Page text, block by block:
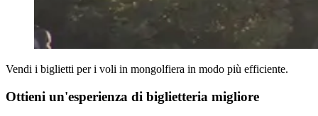
Vendi i biglietti per i voli in mongolfiera in modo più efficiente.
Ottieni un'esperienza di biglietteria migliore